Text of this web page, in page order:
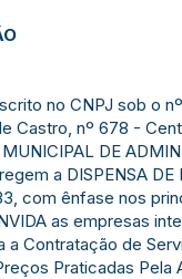
no CNPJ sob o
Castro, nº 678 -
DE
a DISPENSA DE
com ênfase nos
as empresas
Contratação de
Praticadas Pela